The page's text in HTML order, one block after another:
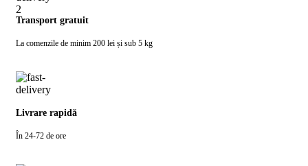
Transport gratuit
La comenzile de minim 200 lei și sub 5 kg
Livrare rapidă
În 24-72 de ore